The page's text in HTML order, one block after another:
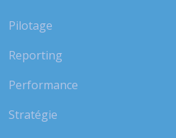
Pilotage
Reporting
Performance
Stratégie